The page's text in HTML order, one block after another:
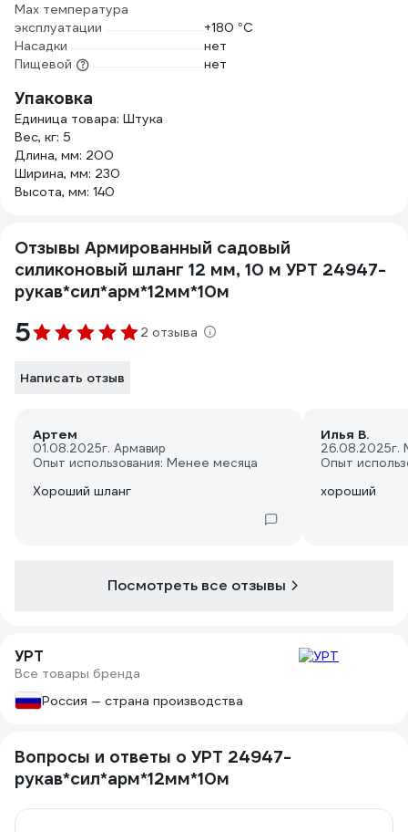
Мах температура
эксплуатации
+180 °С
Насадки
нет
Пищевой
нет
Упаковка
Единица товара: Штука
Вес, кг: 5
Длина, мм: 200
Ширина, мм: 230
Высота, мм: 140
Отзывы Армированный садовый
силиконовый шланг 12 мм, 10 м УРТ 24947-
рукав*сил*арм*12мм*10м
5 2 отзыва
Написать отзыв
Артем
01.08.2025г. Армавир
Опыт использования: Менее месяца
Хороший шланг
Илья В.
26.08.2025г.
Опыт
хороший
Посмотреть все отзывы
УРТ
Все товары бренда
Россия — страна производства
Вопросы и ответы о УРТ 24947-
рукав*сил*арм*12мм*10м